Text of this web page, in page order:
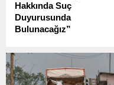
Hakkında Suç
Duyurusunda
Bulunacağız”
Yardımcısı Gül Çiftci, CHP
Genel Başkanı Özgür
Özel’e yönelik saldırı